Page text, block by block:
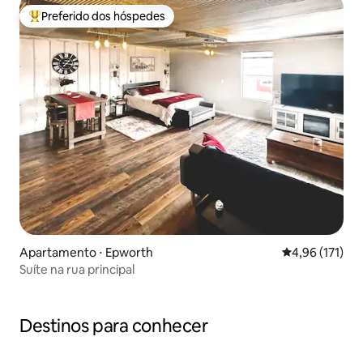
Entre os melhores preferidos dos hóspedes
Preferido dos hóspedes
Apartamento ⋅ Epworth 4,96 de uma
4,96 (171)
Suíte na rua principal
Destinos para conhecer